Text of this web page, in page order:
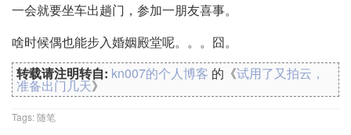
一会就要坐车出趟门，参加一朋友喜事。
啥时候偶也能步入婚姻殿堂呢。。。囧。
转载请注明转自: kn007的个人博客 的《试用了又拍云，
准备出门几天》
Tags:随笔